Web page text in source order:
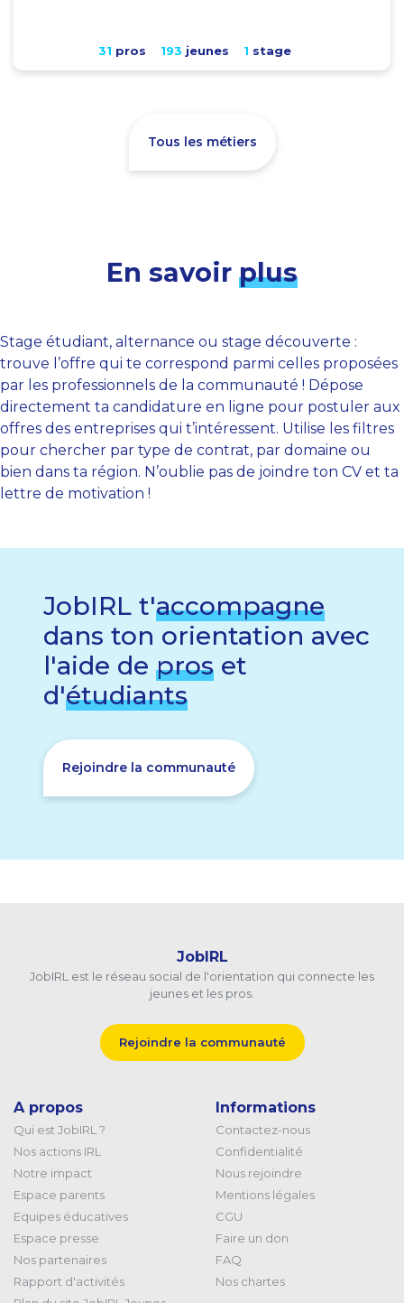
31 pros 193 jeunes 1 stage
Tous les métiers
En savoir plus
Stage étudiant, alternance ou stage découverte :
trouve l’offre qui te correspond parmi celles proposées
par les professionnels de la communauté ! Dépose
directement ta candidature en ligne pour postuler aux
offres des entreprises qui t’intéressent. Utilise les filtres
pour chercher par type de contrat, par domaine ou
bien dans ta région. N’oublie pas de joindre ton CV et ta
lettre de motivation !
JobIRL t'accompagne
dans ton orientation avec
l'aide de pros et
d'étudiants
Rejoindre la communauté
JobIRL
JobIRL est le réseau social de l'orientation qui connecte les
jeunes et les pros.
Rejoindre la communauté
A propos
Qui est JobIRL ?
Nos actions IRL
Notre impact
Espace parents
Equipes éducatives
Espace presse
Nos partenaires
Rapport d'activités
Informations
Contactez-nous
Confidentialité
Nous rejoindre
Mentions légales
CGU
Faire un don
FAQ
Nos chartes